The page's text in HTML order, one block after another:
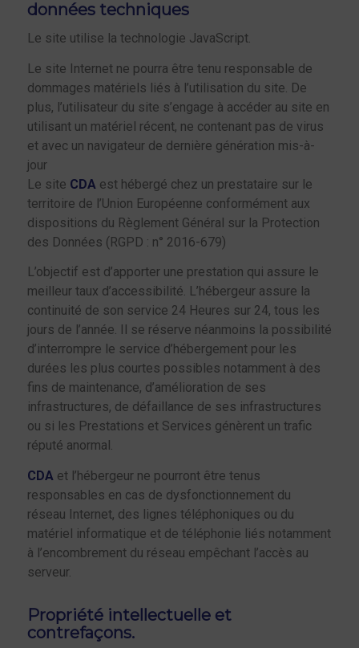
données techniques
Le site utilise la technologie JavaScript.
Le site Internet ne pourra être tenu responsable de
dommages matériels liés à l’utilisation du site. De
plus, l’utilisateur du site s’engage à accéder au site en
utilisant un matériel récent, ne contenant pas de virus
et avec un navigateur de dernière génération mis-à-
jour
Le site CDA est hébergé chez un prestataire sur le
territoire de l’Union Européenne conformément aux
dispositions du Règlement Général sur la Protection
des Données (RGPD : n° 2016-679)
L’objectif est d’apporter une prestation qui assure le
meilleur taux d’accessibilité. L’hébergeur assure la
continuité de son service 24 Heures sur 24, tous les
jours de l’année. Il se réserve néanmoins la possibilité
d’interrompre le service d’hébergement pour les
durées les plus courtes possibles notamment à des
fins de maintenance, d’amélioration de ses
infrastructures, de défaillance de ses infrastructures
ou si les Prestations et Services génèrent un trafic
réputé anormal.
CDA et l’hébergeur ne pourront être tenus
responsables en cas de dysfonctionnement du
réseau Internet, des lignes téléphoniques ou du
matériel informatique et de téléphonie liés notamment
à l’encombrement du réseau empêchant l’accès au
serveur.
Propriété intellectuelle et
contrefaçons.